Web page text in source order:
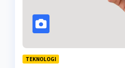
TEKNOLOGI